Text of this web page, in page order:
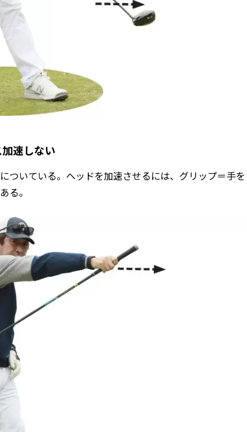
速しない
ついている。ヘッドを加速させるには、グリップ＝手を
る。